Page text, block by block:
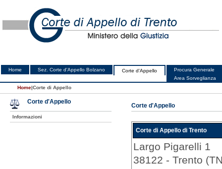
Home Sez. Corte d'Appello Bolzano Corte d'Appello
Procura Generale
Area Sorveglianza
Home|Corte di Appello
Corte d'Appello
Corte di Appello di Trento
Largo Pigarelli 1
38122 - Trento
Corte d'Appello
Informazioni